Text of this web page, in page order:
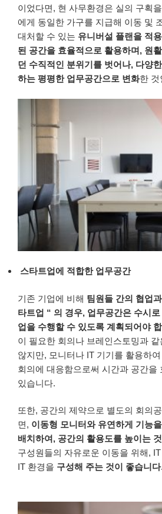
이었다면, 현 사무환경은 실의 구획
에게 동일한 가구를 지급해 이동 및
대처할 수 있는 유니버설 플랜을 적용
된 공간을 효율적으로 활용하며, 원
던 수직적인 분위기를 벗어나, 다양
하는 평평한 업무공간으로 변화한 것
스타트업에 적합한 업무공간
기존 기업에 비해 팀원들 간의 협업
타트업 “ 의 경우, 업무공간은 수시
업을 수행할 수 있도록 계획되어야
이 필요한 회의나 브레인스토밍과
않지만, 모니터나 IT 기기를 활용하
회의에 대응함으로써 시간과 공간을
있습니다.
또한, 공간의 제약으로 별도의 회의
면, 이동형 모니터와 유연하게 기능
배치하여, 공간의 활용도를 높이는
구성원들의 자유로운 이동을 위해,
IT 환경을 구성해 주는 것이 좋습니다.